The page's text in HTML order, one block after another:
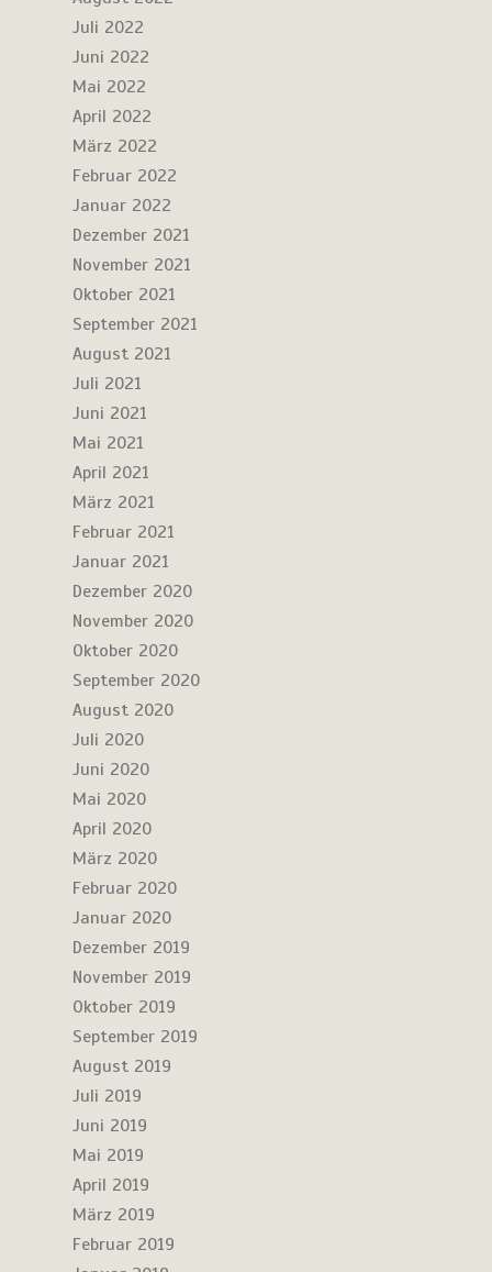
Juli 2022
Juni 2022
Mai 2022
April 2022
März 2022
Februar 2022
Januar 2022
Dezember 2021
November 2021
Oktober 2021
September 2021
August 2021
Juli 2021
Juni 2021
Mai 2021
April 2021
März 2021
Februar 2021
Januar 2021
Dezember 2020
November 2020
Oktober 2020
September 2020
August 2020
Juli 2020
Juni 2020
Mai 2020
April 2020
März 2020
Februar 2020
Januar 2020
Dezember 2019
November 2019
Oktober 2019
September 2019
August 2019
Juli 2019
Juni 2019
Mai 2019
April 2019
März 2019
Februar 2019